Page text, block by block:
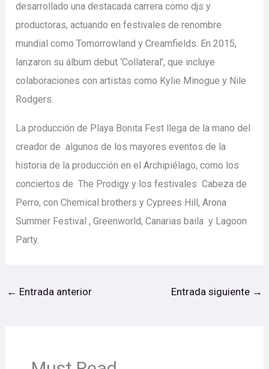
desarrollado una destacada carrera como djs y
productoras, actuando en festivales de renombre
mundial como Tomorrowland y Creamfields. En 2015,
lanzaron su álbum debut ‘Collateral’, que incluye
colaboraciones con artistas como Kylie Minogue y Nile
Rodgers.
La producción de Playa Bonita Fest llega de la mano del
creador de algunos de los mayores eventos de la
historia de la producción en el Archipiélago, como los
conciertos de The Prodigy y los festivales Cabeza de
Perro, con Chemical brothers y Cyprees Hill, Arona
Summer Festival , Greenworld, Canarias baila y Lagoon
Party.
← Entrada anterior Entrada siguiente →